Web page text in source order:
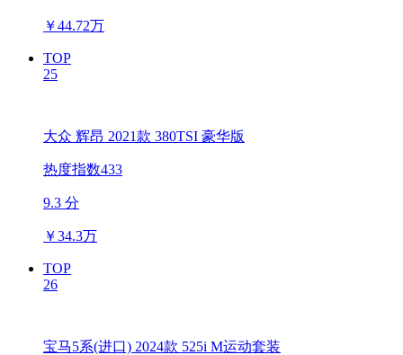
￥44.72万
TOP
25
大众 辉昂 2021款 380TSI 豪华版
热度指数433
9.3 分
￥34.3万
TOP
26
宝马5系(进口) 2024款 525i M运动套装